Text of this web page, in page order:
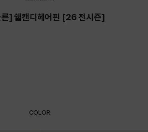
] 쉘캔디헤어핀 [26 전시즌]
COLOR